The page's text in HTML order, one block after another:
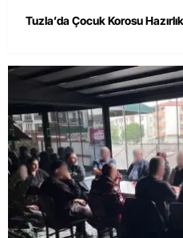
Tuzla’da Çocuk Korosu